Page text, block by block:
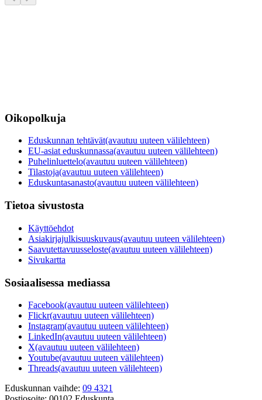
Oikopolkuja
Eduskunnan tehtävät(avautuu uuteen välilehteen)
EU-asiat eduskunnassa(avautuu uuteen välilehteen)
Puhelinluettelo(avautuu uuteen välilehteen)
Tilastoja(avautuu uuteen välilehteen)
Eduskuntasanasto(avautuu uuteen välilehteen)
Tietoa sivustosta
Käyttöehdot
Asiakirjajulkisuuskuvaus(avautuu uuteen välilehteen)
Saavutettavuusseloste(avautuu uuteen välilehteen)
Sivukartta
Sosiaalisessa mediassa
Facebook(avautuu uuteen välilehteen)
Flickr(avautuu uuteen välilehteen)
Instagram(avautuu uuteen välilehteen)
LinkedIn(avautuu uuteen välilehteen)
X(avautuu uuteen välilehteen)
Youtube(avautuu uuteen välilehteen)
Threads(avautuu uuteen välilehteen)
Eduskunnan vaihde: 09 4321